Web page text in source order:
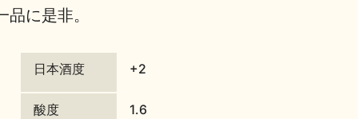
に是非。
日本酒度 +2
酸度 1.6